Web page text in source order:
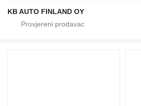
KB AUTO FINLAND OY